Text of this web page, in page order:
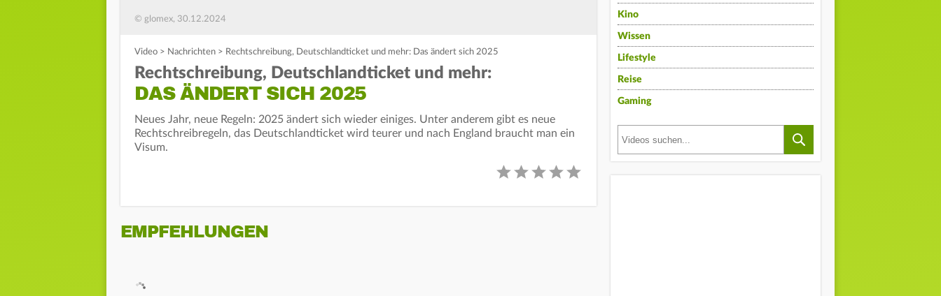
© glomex, 30.12.2024
Video > Nachrichten > Rechtschreibung, Deutschlandticket und mehr: Das ändert sich 2025
Rechtschreibung, Deutschlandticket und mehr:
DAS ÄNDERT SICH 2025
Neues Jahr, neue Regeln: 2025 ändert sich wieder einiges. Unter anderem gibt es neue
Rechtschreibregeln, das Deutschlandticket wird teurer und nach England braucht man ein
Visum.
EMPFEHLUNGEN
Kino
Wissen
Lifestyle
Reise
Gaming